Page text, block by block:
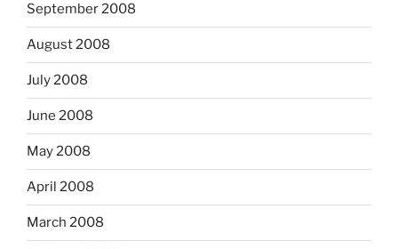
September 2008
August 2008
July 2008
June 2008
May 2008
April 2008
March 2008